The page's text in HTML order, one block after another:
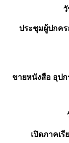
ประชุมผู้ปกคร
ขายหนังสือ อุปก
เปิดภาคเรี